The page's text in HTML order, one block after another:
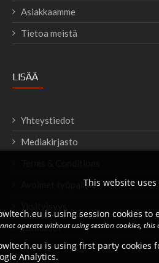
Asiakkaamme
Tietoa meistä
LISÄÄ
Yhteystiedot
Mediakirjasto
Avoimet työpaikat
Lataukset
This website uses
is using session cookies
operate without using session cookies, this
is using first party
Analytics.